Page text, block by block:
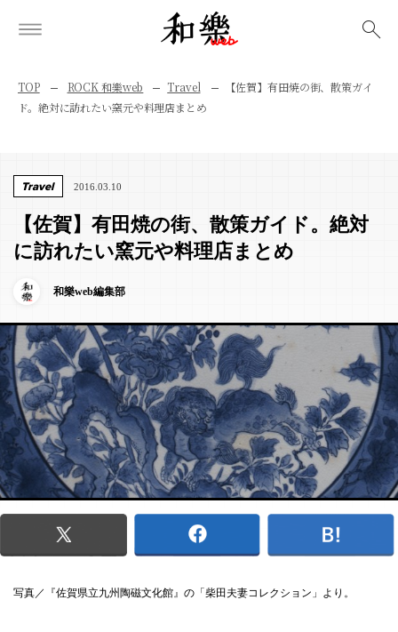
TOP ROCK 和樂web Travel
【佐賀】有田焼の街、散策ガイ
ド。絶対に訪れたい窯元や料理店まとめ
Travel 2016.03.10
【佐賀】有田焼の街、散策ガイド。絶対
に訪れたい窯元や料理店まとめ
和樂web編集部
写真／『佐賀県立九州陶磁文化館』の「柴田夫妻コレクション」より。